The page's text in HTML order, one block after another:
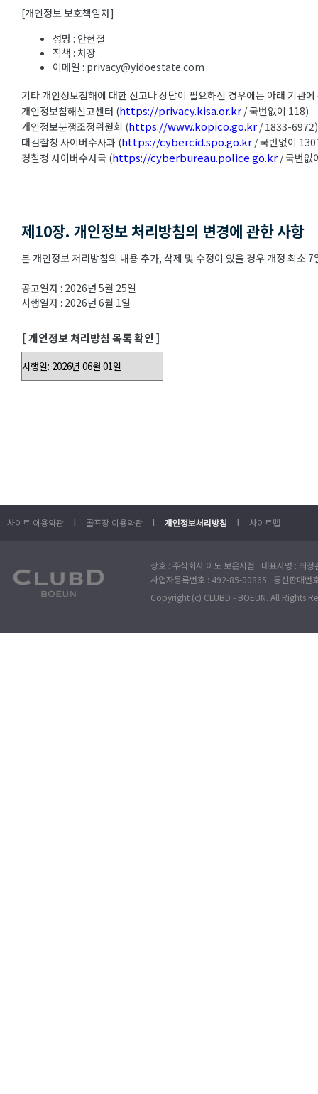
[개인정보 보호책임자]
성명 : 안현철
직책 : 차장
이메일 : privacy@yidoestate.com
기타 개인정보침해에 대한 신고나 상담이 필요하신 경우에는 아래 기관
개인정보침해신고센터 (https://privacy.kisa.or.kr / 국번없이 118)
개인정보분쟁조정위원회 (https://www.kopico.go.kr / 1833-6972)
대검찰청 사이버수사과 (https://cybercid.spo.go.kr / 국번없이
경찰청 사이버수사국 (https://cyberbureau.police.go.kr / 국번없
제10장. 개인정보 처리방침의 변경에 관한 사항
본 개인정보 처리방침의 내용 추가, 삭제 및 수정이 있을 경우 개정 최소
공고일자 : 2026년 5월 25일
시행일자 : 2026년 6월 1일
[ 개인정보 처리방침 목록 확인 ]
사이트 이용약관 l 골프장 이용약관 l 개인정보처리방침 l 사이트맵
상호 : 주식회사 이도 보은지점 대표자명 : 최
사업자등록번호 : 492-85-00865 통신판매
Copyright (c) CLUBD - BOEUN. All Rights